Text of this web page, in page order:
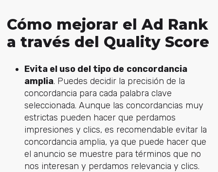
Cómo mejorar el Ad Rank
a través del Quality Score
Evita el uso del tipo de concordancia
amplia. Puedes decidir la precisión de la
concordancia para cada palabra clave
seleccionada. Aunque las concordancias muy
estrictas pueden hacer que perdamos
impresiones y clics, es recomendable evitar la
concordancia amplia, ya que puede hacer que
el anuncio se muestre para términos que no
nos interesan y perdamos relevancia y clics.